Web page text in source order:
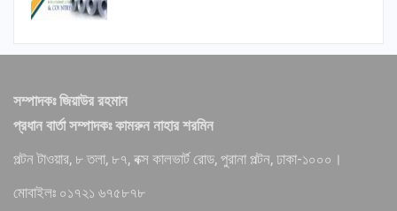
সম্পাদকঃ জিয়াউর রহমান
প্রধান বার্তা সম্পাদকঃ কামরুন নাহার শরমিন
পল্টন টাওয়ার, ৮ তলা, ৮৭, বক্স কালভার্ট রোড, পুরানা পল্টন, ঢাকা-১০০০।
মোবাইলঃ ০১৭২১ ৬৭৫৮৭৮